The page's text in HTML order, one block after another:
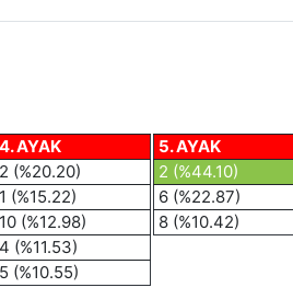
4. AYAK
2 (%20.20)
1 (%15.22)
10 (%12.98)
4 (%11.53)
5 (%10.55)
5. AYAK
2 (%44.10)
6 (%22.87)
8 (%10.42)